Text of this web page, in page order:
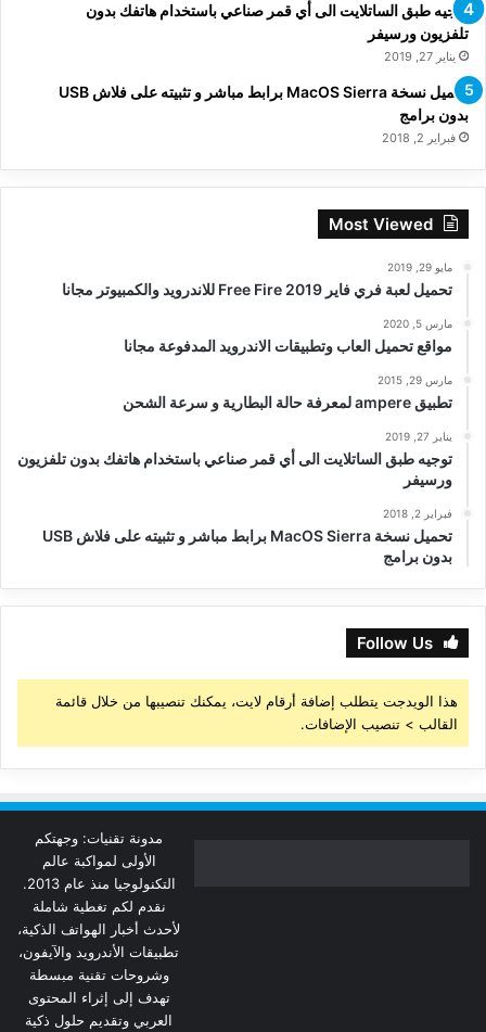
توجيه طبق الساتلايت الى أي قمر صناعي باستخدام هاتفك بدون
تلفزيون ورسيفر
يناير 27, 2019
تحميل نسخة MacOS Sierra برابط مباشر و تثبيته على فلاش USB
بدون برامج
فبراير 2, 2018
Most Viewed
مايو 29, 2019
تحميل لعبة فري فاير Free Fire 2019 للاندرويد والكمبيوتر مجانا
مارس 5, 2020
مواقع تحميل العاب وتطبيقات الاندرويد المدفوعة مجانا
مارس 29, 2015
تطبيق ampere لمعرفة حالة البطارية و سرعة الشحن
يناير 27, 2019
توجيه طبق الساتلايت الى أي قمر صناعي باستخدام هاتفك بدون تلفزيون
ورسيفر
فبراير 2, 2018
تحميل نسخة MacOS Sierra برابط مباشر و تثبيته على فلاش USB
بدون برامج
Follow Us
هذا الويدجت يتطلب إضافة أرقام لايت، يمكنك تنصيبها من خلال قائمة
القالب > تنصيب الإضافات.
مدونة تقنيات: وجهتكم
الأولى لمواكبة عالم
التكنولوجيا منذ عام 2013.
نقدم لكم تغطية شاملة
لأحدث أخبار الهواتف الذكية،
تطبيقات الأندرويد والآيفون،
وشروحات تقنية مبسطة
تهدف إلى إثراء المحتوى
العربي وتقديم حلول ذكية